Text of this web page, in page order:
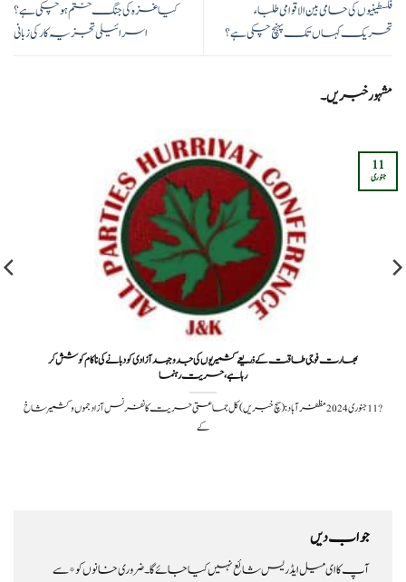
فلسطینیوں کی حامی بین الاقوامی طلباء
تحریک کہاں تک پہنچ چکی ہے؟
کیا غزہ کی جنگ ختم ہو چکی ہے؟
اسرائیلی تجزیہ کار کی زبانی
مشہور خبریں۔
بھارت فوجی طاقت کے ذریعے کشمیریوں کی جدوجہد آزادی کو دبانے کی ناکام کوشش کر
رہاہے،حریت رہنما
?️ 11 جنوری 2024مظفرآباد: (سچ خبریں) کل جماعتی حریت کانفرنس آزاد جموں وکشمیر شاخ
کے
11
جنوری
جواب دیں
آپ کا ای میل ایڈریس شائع نہیں کیا جائے گا۔ضروری خانوں کو*سے